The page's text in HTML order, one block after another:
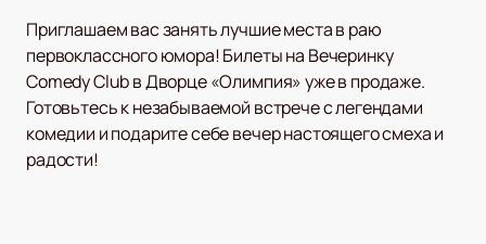
Приглашаем вас занять лучшие места в раю
первоклассного юмора! Билеты на Вечеринку
Comedy Club в Дворце «Олимпия» уже в продаже.
Готовьтесь к незабываемой встрече с легендами
комедии и подарите себе вечер настоящего смеха и
радости!